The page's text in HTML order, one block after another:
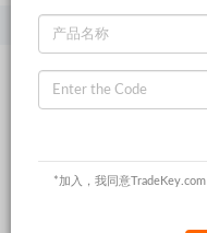
*加入，我同意TradeKey.com
产品